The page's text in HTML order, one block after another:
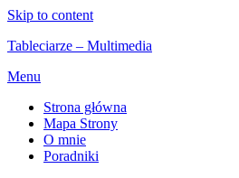
Skip to content
Tableciarze – Multimedia
Menu
Strona główna
Mapa Strony
O mnie
Poradniki